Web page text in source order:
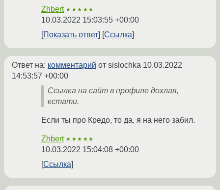
Zhbert ★★★★★
10.03.2022 15:03:55 +00:00
Показать ответ
Ссылка
Ответ на: комментарий от sislochka 10.03.2022
14:53:57 +00:00
Ссылка на сайт в профиле дохлая,
кстати.
Если ты про Кредо, то да, я на него забил.
Zhbert ★★★★★
10.03.2022 15:04:08 +00:00
Ссылка